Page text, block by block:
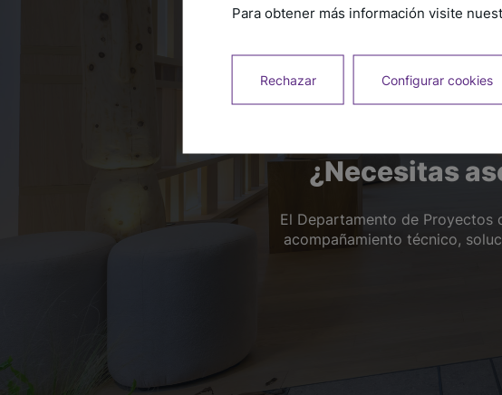
¿Necesitas
El Departamento de Proyectos
acompañamiento técnico,
Para obtener más información visite
Rechazar Configurar cookies